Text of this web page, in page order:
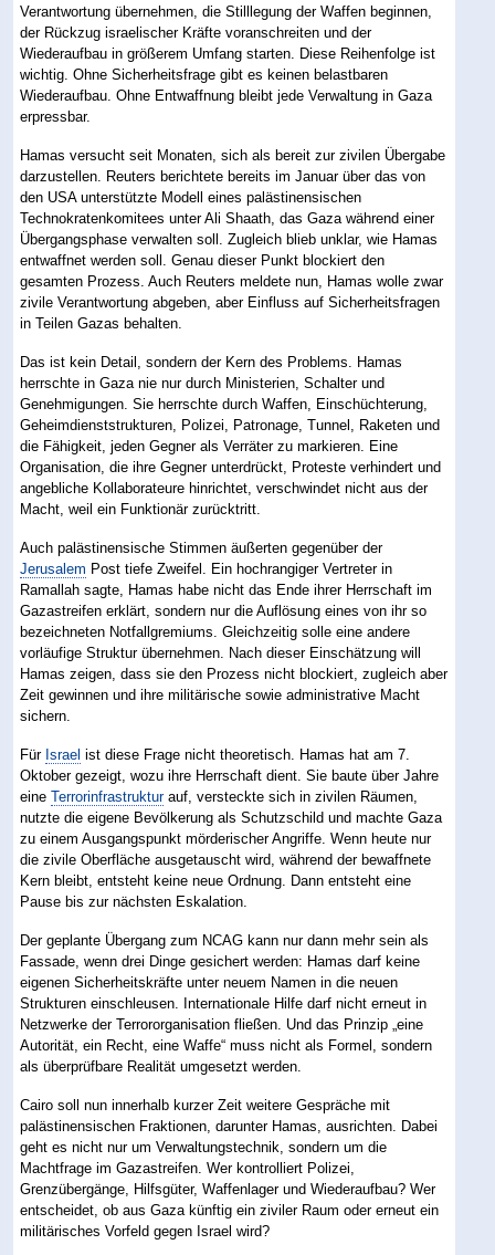
Verantwortung übernehmen, die Stilllegung der Waffen beginnen,
der Rückzug israelischer Kräfte voranschreiten und der
Wiederaufbau in größerem Umfang starten. Diese Reihenfolge ist
wichtig. Ohne Sicherheitsfrage gibt es keinen belastbaren
Wiederaufbau. Ohne Entwaffnung bleibt jede Verwaltung in Gaza
erpressbar.
Hamas versucht seit Monaten, sich als bereit zur zivilen Übergabe
darzustellen. Reuters berichtete bereits im Januar über das von
den USA unterstützte Modell eines palästinensischen
Technokratenkomitees unter Ali Shaath, das Gaza während einer
Übergangsphase verwalten soll. Zugleich blieb unklar, wie Hamas
entwaffnet werden soll. Genau dieser Punkt blockiert den
gesamten Prozess. Auch Reuters meldete nun, Hamas wolle zwar
zivile Verantwortung abgeben, aber Einfluss auf Sicherheitsfragen
in Teilen Gazas behalten.
Das ist kein Detail, sondern der Kern des Problems. Hamas
herrschte in Gaza nie nur durch Ministerien, Schalter und
Genehmigungen. Sie herrschte durch Waffen, Einschüchterung,
Geheimdienststrukturen, Polizei, Patronage, Tunnel, Raketen und
die Fähigkeit, jeden Gegner als Verräter zu markieren. Eine
Organisation, die ihre Gegner unterdrückt, Proteste verhindert und
angebliche Kollaborateure hinrichtet, verschwindet nicht aus der
Macht, weil ein Funktionär zurücktritt.
Auch palästinensische Stimmen äußerten gegenüber der
Jerusalem Post tiefe Zweifel. Ein hochrangiger Vertreter in
Ramallah sagte, Hamas habe nicht das Ende ihrer Herrschaft im
Gazastreifen erklärt, sondern nur die Auflösung eines von ihr so
bezeichneten Notfallgremiums. Gleichzeitig solle eine andere
vorläufige Struktur übernehmen. Nach dieser Einschätzung will
Hamas zeigen, dass sie den Prozess nicht blockiert, zugleich aber
Zeit gewinnen und ihre militärische sowie administrative Macht
sichern.
Für Israel ist diese Frage nicht theoretisch. Hamas hat am 7.
Oktober gezeigt, wozu ihre Herrschaft dient. Sie baute über Jahre
eineTerrorinfrastrukturauf, versteckte sich in zivilen Räumen,
nutzte die eigene Bevölkerung als Schutzschild und machte Gaza
zu einem Ausgangspunkt mörderischer Angriffe. Wenn heute nur
die zivile Oberfläche ausgetauscht wird, während der bewaffnete
Kern bleibt, entsteht keine neue Ordnung. Dann entsteht eine
Pause bis zur nächsten Eskalation.
Der geplante Übergang zum NCAG kann nur dann mehr sein als
Fassade, wenn drei Dinge gesichert werden: Hamas darf keine
eigenen Sicherheitskräfte unter neuem Namen in die neuen
Strukturen einschleusen. Internationale Hilfe darf nicht erneut in
Netzwerke der Terrororganisation fließen. Und das Prinzip „eine
Autorität, ein Recht, eine Waffe“ muss nicht als Formel, sondern
als überprüfbare Realität umgesetzt werden.
Cairo soll nun innerhalb kurzer Zeit weitere Gespräche mit
palästinensischen Fraktionen, darunter Hamas, ausrichten. Dabei
geht es nicht nur um Verwaltungstechnik, sondern um die
Machtfrage im Gazastreifen. Wer kontrolliert Polizei,
Grenzübergänge, Hilfsgüter, Waffenlager und Wiederaufbau? Wer
entscheidet, ob aus Gaza künftig ein ziviler Raum oder erneut ein
militärisches Vorfeld gegen Israel wird?